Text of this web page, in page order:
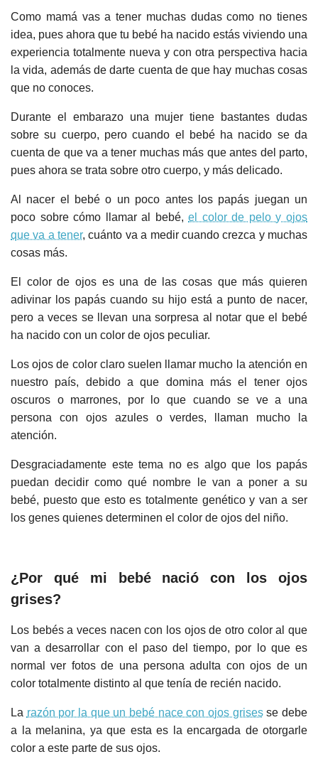
Como mamá vas a tener muchas dudas como no tienes
idea, pues ahora que tu bebé ha nacido estás viviendo una
experiencia totalmente nueva y con otra perspectiva hacia
la vida, además de darte cuenta de que hay muchas cosas
que no conoces.
Durante el embarazo una mujer tiene bastantes dudas
sobre su cuerpo, pero cuando el bebé ha nacido se da
cuenta de que va a tener muchas más que antes del parto,
pues ahora se trata sobre otro cuerpo, y más delicado.
Al nacer el bebé o un poco antes los papás juegan un
poco sobre cómo llamar al bebé,el color de pelo y ojos
que va a tener, cuánto va a medir cuando crezca y muchas
cosas más.
El color de ojos es una de las cosas que más quieren
adivinar los papás cuando su hijo está a punto de nacer,
pero a veces se llevan una sorpresa al notar que el bebé
ha nacido con un color de ojos peculiar.
Los ojos de color claro suelen llamar mucho la atención en
nuestro país, debido a que domina más el tener ojos
oscuros o marrones, por lo que cuando se ve a una
persona con ojos azules o verdes, llaman mucho la
atención.
Desgraciadamente este tema no es algo que los papás
puedan decidir como qué nombre le van a poner a su
bebé, puesto que esto es totalmente genético y van a ser
los genes quienes determinen el color de ojos del niño.
¿Por qué mi bebé nació con los ojos
grises?
Los bebés a veces nacen con los ojos de otro color al que
van a desarrollar con el paso del tiempo, por lo que es
normal ver fotos de una persona adulta con ojos de un
color totalmente distinto al que tenía de recién nacido.
La razón por la que un bebé nace con ojos grisesse debe
a la melanina, ya que esta es la encargada de otorgarle
color a este parte de sus ojos.